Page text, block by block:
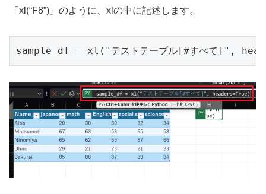
「xl(“F8”)」のように、xlの中に記述します。
sample_df = xl("テストテーブル[#すべて]",